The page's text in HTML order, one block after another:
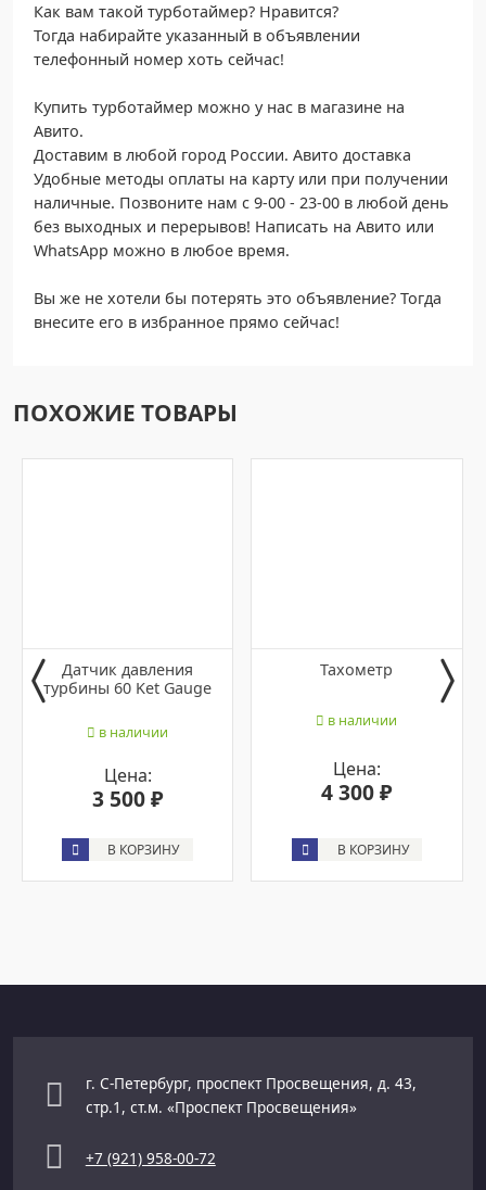
Как вам такой турботаймер? Нравится?
Тогда набирайте указанный в объявлении
телефонный номер хоть сейчас!
Купить турботаймер можно у нас в магазине на
Авито.
Доставим в любой город России. Авито доставка
Удобные методы оплаты на карту или при получении
наличные. Позвоните нам c 9-00 - 23-00 в любой день
без выходных и перерывов! Написать на Авито или
WhatsApp можно в любое время.
Вы же не хотели бы потерять это объявление? Тогда
внесите его в избранное прямо сейчас!
ПОХОЖИЕ ТОВАРЫ
Датчик давления
турбины 60 Ket Gauge
в наличии
Цена:
3 500 ₽
В КОРЗИНУ
Тахометр
в наличии
Цена:
4 300 ₽
В КОРЗИНУ
г. С-Петербург, проспект Просвещения, д. 43,
стр.1, ст.м. «Проспект Просвещения»
+7 (921) 958-00-72